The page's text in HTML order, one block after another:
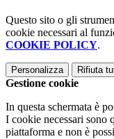
Questo sito o gli
cookie necessari al
COOKIE POLICY.
Personalizza Rifiuta
Gestione cookie
In questa schermata è
I cookie necessari sono
piattaforma e non è